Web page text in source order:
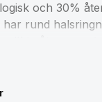
och 30%
rund
om
Genom att